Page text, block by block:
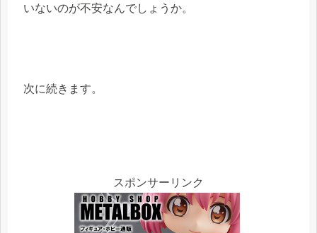
いないのが不安なんでしょうか。
次に続きます。
スポンサーリンク